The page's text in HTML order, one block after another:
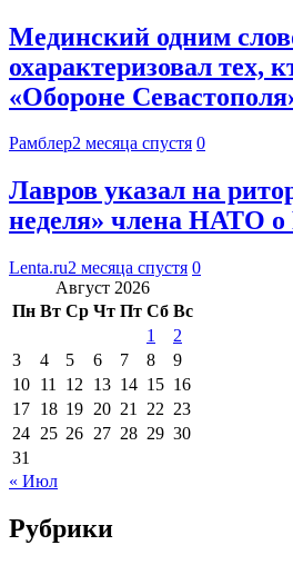
Мединский одним
охарактеризовал тех,
«Обороне
Рамблер2 месяца спустя 0
Лавров указал на
неделя» члена НАТО о
Lenta.ru2 месяца спустя 0
Август 2026
Пн Вт Ср Чт Пт Сб Вс
1
2
3
4 5 6 7 8
9
10 11 12 13 14 15 16
17 18 19 20 21 22 23
24 25 26 27 28 29 30
31
« Июл
Рубрики